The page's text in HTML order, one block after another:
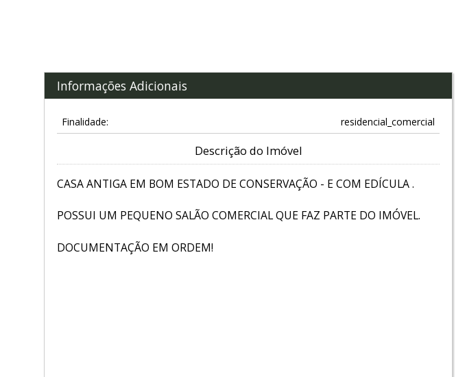
Informações Adicionais
Finalidade: residencial_comercial
Descrição do Imóvel
CASA ANTIGA EM BOM ESTADO DE CONSERVAÇÃO - E COM EDÍCULA .
POSSUI UM PEQUENO SALÃO COMERCIAL QUE FAZ PARTE DO IMÓVEL.
DOCUMENTAÇÃO EM ORDEM!